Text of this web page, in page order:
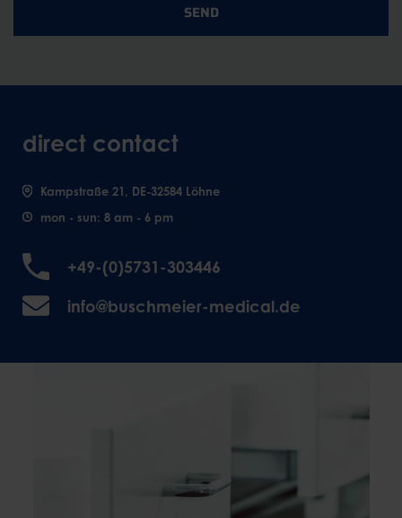
SEND
direct contact
Kampstraße 21, DE-32584 Löhne
mon - sun: 8 am - 6 pm
+49-(0)5731-303446
info@buschmeier-medical.de